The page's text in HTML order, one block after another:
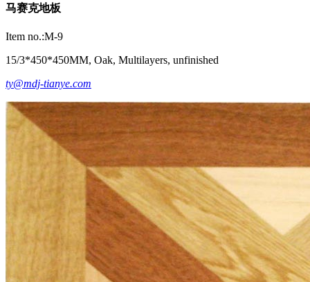
马赛克地板
Item no.:M-9
15/3*450*450MM, Oak, Multilayers, unfinished
ty@mdj-tianye.com